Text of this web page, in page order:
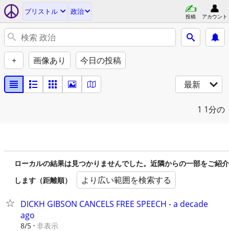
ブリストル 政治
投稿 アカウント
+ 画像あり 今日の投稿
最新
1 1分の
ローカルの結果は見つかりませんでした。近隣からの一部をご紹介
します（距離順）
より広い範囲を検索する
DICKH GIBSON CANCELS FREE SPEECH - a decade
ago
8/5 非表示